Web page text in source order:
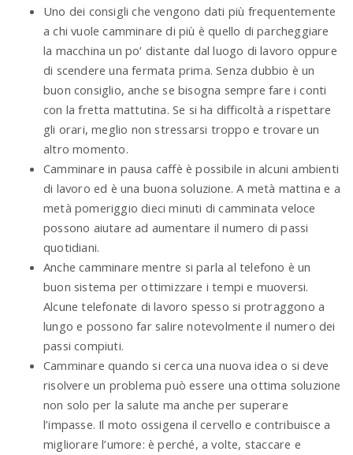
Uno dei consigli che vengono dati più frequentemente
a chi vuole camminare di più è quello di parcheggiare
la macchina un po’ distante dal luogo di lavoro oppure
di scendere una fermata prima. Senza dubbio è un
buon consiglio, anche se bisogna sempre fare i conti
con la fretta mattutina. Se si ha difficoltà a rispettare
gli orari, meglio non stressarsi troppo e trovare un
altro momento.
Camminare in pausa caffè è possibile in alcuni ambienti
di lavoro ed è una buona soluzione. A metà mattina e a
metà pomeriggio dieci minuti di camminata veloce
possono aiutare ad aumentare il numero di passi
quotidiani.
Anche camminare mentre si parla al telefono è un
buon sistema per ottimizzare i tempi e muoversi.
Alcune telefonate di lavoro spesso si protraggono a
lungo e possono far salire notevolmente il numero dei
passi compiuti.
Camminare quando si cerca una nuova idea o si deve
risolvere un problema può essere una ottima soluzione
non solo per la salute ma anche per superare
l’impasse. Il moto ossigena il cervello e contribuisce a
migliorare l’umore: è perché, a volte, staccare e